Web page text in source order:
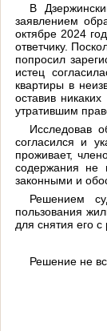
В
заявлением
октябре 2024
ответчику.
попросил
истец
квартиры в
оставив
утратившим
Исследовав
согласился и
проживает,
содержания не
законными и
Решением
пользования
для снятия его с
Решение не